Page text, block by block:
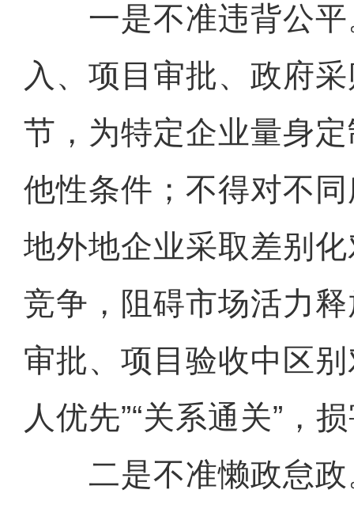
一是不准违背公平
入、项目审批、政府
节，为特定企业量身
他性条件；不得对不
地外地企业采取差别
竞争，阻碍市场活力
审批、项目验收中区
人优先”“关系通关”，
二是不准懒政怠政